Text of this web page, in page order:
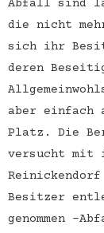
Abfall sind
die nicht
sich ihr
deren
aber einfach
Platz. Die
versucht mit
Besitzer
genommen -